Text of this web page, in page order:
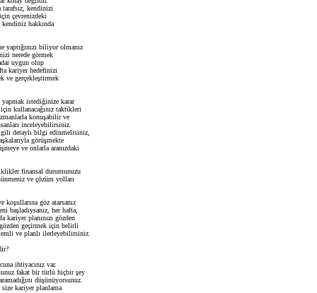
kendinizi
çevrenizdeki
hakkında
yaptığınızı biliyor olmanız
nerede görmek
uygun olup
kariyer hedefinizi
ve gerçekleştirmek
istediğinize karar
kullanacağınız taktikleri
konuşabilir ve
inceleyebilirsiniz.
detaylı bilgi edinmelisiniz,
görüşmekte
ve onlarla aranızdaki
finansal durumunuzu
ve çözüm yolları
koşullarına göz atarsanız
başladıysanız, her hafta,
kariyer planınızı gözden
geçirmek için belirli
ve planlı ilerleyebilirsiniz.
ihtiyacınız var.
fakat bir türlü hiçbir şey
düşünüyorsunuz.
kariyer planlama